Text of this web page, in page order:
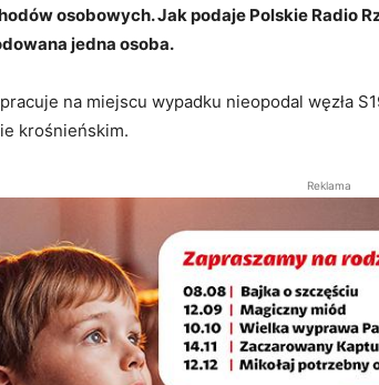
osobowych. Jak podaje Polskie Radio
jedna osoba.
na miejscu wypadku nieopodal węzła
krośnieńskim.
Reklama